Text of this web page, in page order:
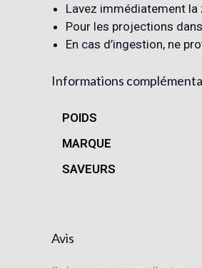
Lavez immédiatement la
Pour les projections
En cas d’ingestion, ne
Informations
POIDS
MARQUE
SAVEURS
Avis